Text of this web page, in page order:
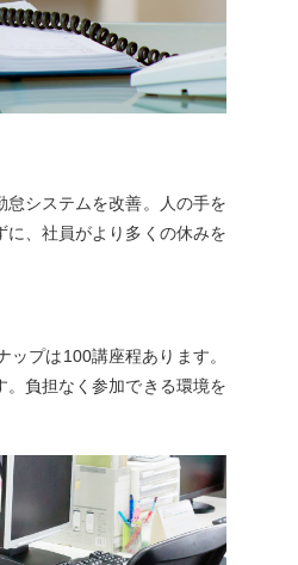
システムを改善。人の手を
、社員がより多くの休みを
プは100講座程あります。
負担なく参加できる環境を